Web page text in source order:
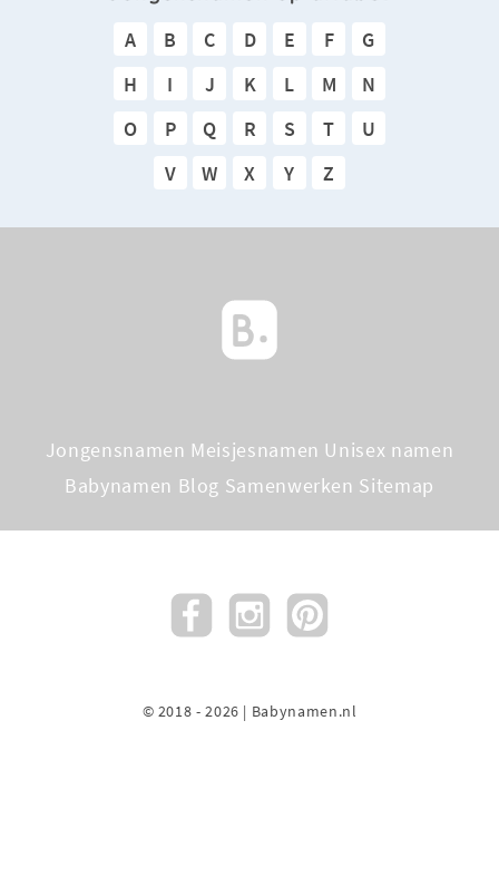
A B C D E F
G
H
I J K L M
N
O
P Q R S T
U
V
W X Y Z
Jongensnamen Meisjesnamen Unisex namen
Babynamen Blog Samenwerken Sitemap
© 2018 - 2026 | Babynamen.nl